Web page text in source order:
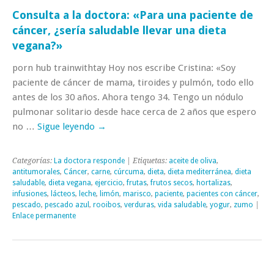
Consulta a la doctora: «Para una paciente de
cáncer, ¿sería saludable llevar una dieta
vegana?»
porn hub trainwithtay Hoy nos escribe Cristina: «Soy
paciente de cáncer de mama, tiroides y pulmón, todo ello
antes de los 30 años. Ahora tengo 34. Tengo un nódulo
pulmonar solitario desde hace cerca de 2 años que espero
no … Sigue leyendo →
Categorías: La doctora responde | Etiquetas: aceite de oliva,
antitumorales, Cáncer, carne, cúrcuma, dieta, dieta mediterránea, dieta
saludable, dieta vegana, ejercicio,frutas,frutos secos, hortalizas,
infusiones, lácteos, leche, limón, marisco, paciente, pacientes con cáncer,
pescado, pescado azul , rooibos, verduras, vida saludable, yogur, zumo
Enlace permanente